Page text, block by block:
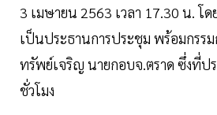
3 เมษายน 2563 เวลา 17.30 น. โด
เป็นประธานการประชุม พร้อมกรรม
ทรัพย์เจริญ นายกอบจ.ตราด ซึ่งที่ปร
ชั่วโมง